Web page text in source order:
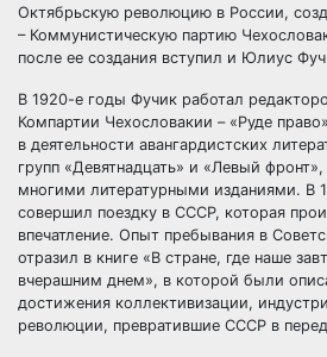
Октябрьскую революцию в России,
– Коммунистическую партию
после ее создания вступил и Юлиус
В 1920-е годы Фучик работал
Компартии Чехословакии – «Руде
в деятельности авангардистских
групп «Девятнадцать» и «Левый
многими литературными изданиями. В
совершил поездку в СССР, которая
впечатление. Опыт пребывания в
отразил в книге «В стране, где наше
вчерашним днем», в которой были
достижения коллективизации,
революции, превратившие СССР в